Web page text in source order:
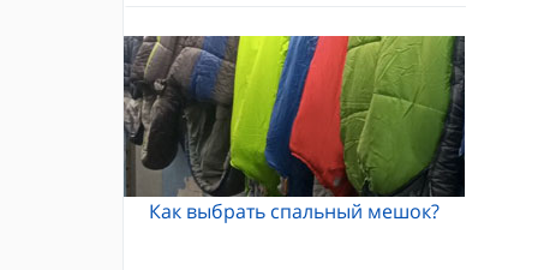
Кошки Grivel
Каски и шлемы для альпинизма
Жумары и зажимы
Карабины и оттяжки
Спусковые устройства
Как выбрать спальный мешок?